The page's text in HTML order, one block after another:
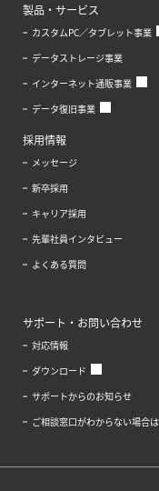
製品・サービス
カスタムPC／タブレット事業
データストレージ事業
インターネット通販事業
データ復旧事業
採用情報
メッセージ
新卒採用
キャリア採用
先輩社員インタビュー
よくある質問
サポート・お問い合わせ
対応情報
ダウンロード
サポートからのお知らせ
ご相談窓口がわからない場合は